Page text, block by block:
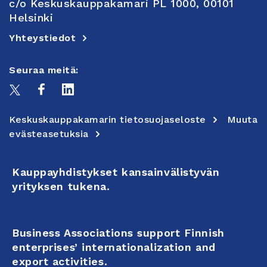
c/o Keskuskauppakamari PL 1000, 00101
Helsinki
Yhteystiedot
Seuraa meitä:
Keskuskauppakamarin tietosuojaseloste
Muuta
evästeasetuksia
Kauppayhdistykset kansainvälistyvän
yrityksen tukena.
Business Associations support Finnish
enterprises’ internationalization and
export activities.